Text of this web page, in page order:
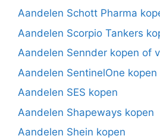
Aandelen Schott Pharma
Aandelen Scorpio Tankers
Aandelen Sennder kopen of
Aandelen SentinelOne kopen
Aandelen SES kopen
Aandelen Shapeways kopen
Aandelen Shein kopen